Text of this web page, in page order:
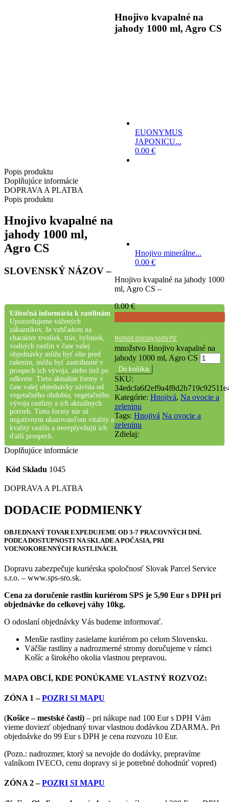
Hnojivo kvapalné na
jahody 1000 ml, Agro CS
EUONYMUS
JAPONICU...
0.00 €
Hnojivo minerálne...
0.00 €
Hnojivo kvapalné na jahody 1000
ml, Agro CS –
0.00€
Možnosť dopravy podľa PSČ
množstvo Hnojivo kvapalné na
jahody 1000 ml, Agro CS
Do košíka
SKU:
Kategórie: Hnojivá, Na ovocie a
zeleninu
Tags: Hnojivá Na ovocie a
zeleninu
Zdielaj:
Popis produktu
Doplňujúce informácie
DOPRAVA A PLATBA
Popis produktu
Hnojivo kvapalné na
jahody 1000 ml,
Agro CS
SLOVENSKÝ NÁZOV –
Užitočná informácia k rastlinám
Upozorňujeme vážených
zákazníkov, že vzhľadom na
charakter trvaliek, tráv, byliniek,
vodných rastlín v čase vašej
objednávky môžu byť ešte pred
rašením, môžu byť zastrihnuté v
prospech ich vývoja, alebo tiež po
odkvete. Tieto aktuálne formy v
čase vašej objednávky závisia od
vegetačného obdobia, vegetačného
vývoja rastliny a ich aktuálnych
potrieb. Tieto formy nie sú
negatívnym ukazovateľom vitality a
kvality rastlín a neovplyvňujú ich
ďalší prospech.
Doplňujúce informácie
Kód Skladu 1045
DOPRAVA A PLATBA
DODACIE PODMIENKY
OBJEDNANÝ TOVAREXPEDUJEME OD 3-7 PRACOVNÝCH DNÍ.
PODĽA DOSTUPNOSTI NA SKLADE A POČASIA, PRI
VOĽNOKORENNÝCH RASTLINÁCH.
Dopravu zabezpečuje kuriérska spoločnosť Slovak Parcel Service
s.r.o. – www.sps-sro.sk.
Cena za doručenie rastlín kuriérom SPS je 5,90 Eur s DPH pri
objednávke do celkovej váhy 10kg.
O odoslaní objednávky Vás budeme informovať.
Menšie rastliny zasielame kuriérom po celom Slovensku.
Väčšie rastliny a nadrozmerné stromy doručujeme v rámci
Košíc a širokého okolia vlastnou prepravou.
MAPA OBCÍ, KDE PONÚKAME VLASTNÝ ROZVOZ:
ZÓNA 1 –POZRI SI MAPU
(Košice – mestské časti) – pri nákupe nad 100 Eur s DPH Vám
vieme doviezť objednaný tovar vlastnou dodávkou ZDARMA. Pri
objednávke do 99 Eur s DPH je cena rozvozu 10 Eur.
(Pozn.: nadrozmer, ktorý sa nevojde do dodávky, prepravíme
valníkom IVECO, cenu dopravy si je potrebné dohodnúť vopred)
ZÓNA 2 –POZRI SI MAPU